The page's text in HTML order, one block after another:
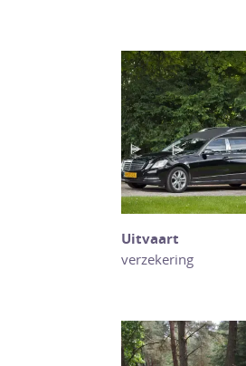
Uitvaart
verzekering